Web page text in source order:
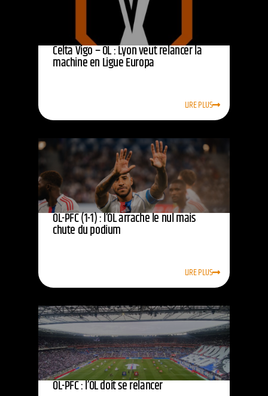
Celta Vigo – OL : Lyon veut relancer la
machine en Ligue Europa
LIRE PLUS
OL-PFC (1-1) : l’OL arrache le nul mais
chute du podium
LIRE PLUS
OL-PFC : l’OL doit se relancer